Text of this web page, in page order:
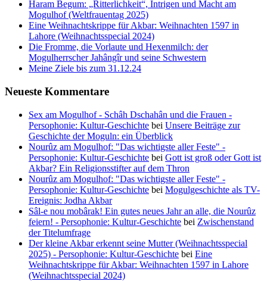
Haram Begum: „Ritterlichkeit“, Intrigen und Macht am
Mogulhof (Weltfrauentag 2025)
Eine Weihnachtskrippe für Akbar: Weihnachten 1597 in
Lahore (Weihnachtsspecial 2024)
Die Fromme, die Vorlaute und Hexenmilch: der
Mogulherrscher Jahângîr und seine Schwestern
Meine Ziele bis zum 31.12.24
Neueste Kommentare
Sex am Mogulhof - Schâh Dschahân und die Frauen -
Persophonie: Kultur-Geschichte bei Unsere Beiträge zur
Geschichte der Moguln: ein Überblick
Nourûz am Mogulhof: "Das wichtigste aller Feste" -
Persophonie: Kultur-Geschichte bei Gott ist groß oder Gott ist
Akbar? Ein Religionsstifter auf dem Thron
Nourûz am Mogulhof: "Das wichtigste aller Feste" -
Persophonie: Kultur-Geschichte bei Mogulgeschichte als TV-
Ereignis: Jodha Akbar
Sâl-e nou mobârak! Ein gutes neues Jahr an alle, die Nourûz
feiern! - Persophonie: Kultur-Geschichte bei Zwischenstand
der Titelumfrage
Der kleine Akbar erkennt seine Mutter (Weihnachtsspecial
2025) - Persophonie: Kultur-Geschichte bei Eine
Weihnachtskrippe für Akbar: Weihnachten 1597 in Lahore
(Weihnachtsspecial 2024)